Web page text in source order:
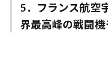
5．フランス航空
界最高峰の戦闘